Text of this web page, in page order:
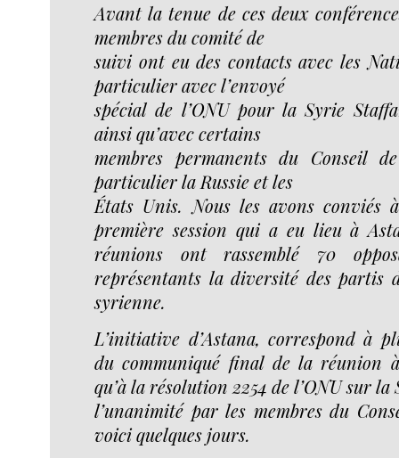
Avant la tenue de ces deux
membres du comité de
suivi ont eu des contacts avec les
particulier avec l’envoyé
spécial de l’ONU pour la Syrie
ainsi qu’avec certains
membres permanents du Conseil
particulier la Russie et les
États Unis. Nous les avons conviés
première session qui a eu lieu à
réunions ont rassemblé 70
représentants la diversité des partis
syrienne.
L’initiative d’Astana, correspond à
du communiqué final de la réunion
qu’à la résolution 2254 de l’ONU sur la
l’unanimité par les membres du
voici quelques jours.